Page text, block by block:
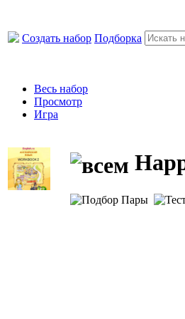
Создать набор Подборка
Весь набор
Просмотр
Игра